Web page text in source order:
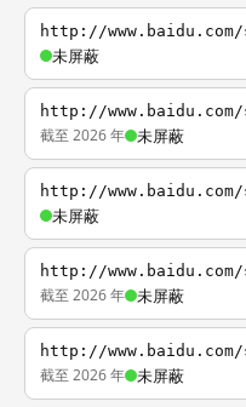
http://www.baidu.com/
未屏蔽
http://www.baidu.com/
截至 2026 年 未屏蔽
http://www.baidu.com/
未屏蔽
http://www.baidu.com/
截至 2026 年 未屏蔽
http://www.baidu.com/
截至 2026 年 未屏蔽